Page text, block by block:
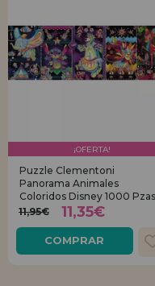
¡OFERTA!
Puzzle Clementoni
Panorama Animales
Coloridos Disney 1000 Pzas
11,95€
11,35€
COMPRAR